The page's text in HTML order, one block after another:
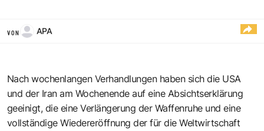
VON APA
Nach wochenlangen Verhandlungen haben sich die USA
und der Iran am Wochenende auf eine Absichtserklärung
geeinigt, die eine Verlängerung der Waffenruhe und eine
vollständige Wiedereröffnung der für die Weltwirtschaft